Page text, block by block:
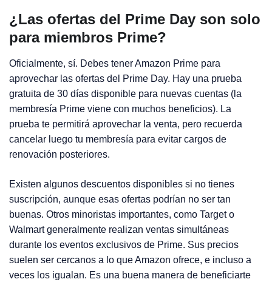
¿Las ofertas del Prime Day son solo
para miembros Prime?
Oficialmente, sí. Debes tener Amazon Prime para
aprovechar las ofertas del Prime Day. Hay una prueba
gratuita de 30 días disponible para nuevas cuentas (la
membresía Prime viene con muchos beneficios). La
prueba te permitirá aprovechar la venta, pero recuerda
cancelar luego tu membresía para evitar cargos de
renovación posteriores.
Existen algunos descuentos disponibles si no tienes
suscripción, aunque esas ofertas podrían no ser tan
buenas. Otros minoristas importantes, como Target o
Walmart generalmente realizan ventas simultáneas
durante los eventos exclusivos de Prime. Sus precios
suelen ser cercanos a lo que Amazon ofrece, e incluso a
veces los igualan. Es una buena manera de beneficiarte